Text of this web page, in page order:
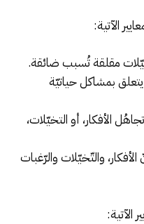
الآتية:
مقلقة تُسبب ضائقة.
بمشاكل حياتيّة
الأفكار، أو التخيّلات،
والتّخيّلات والرّغبات
الآتية: